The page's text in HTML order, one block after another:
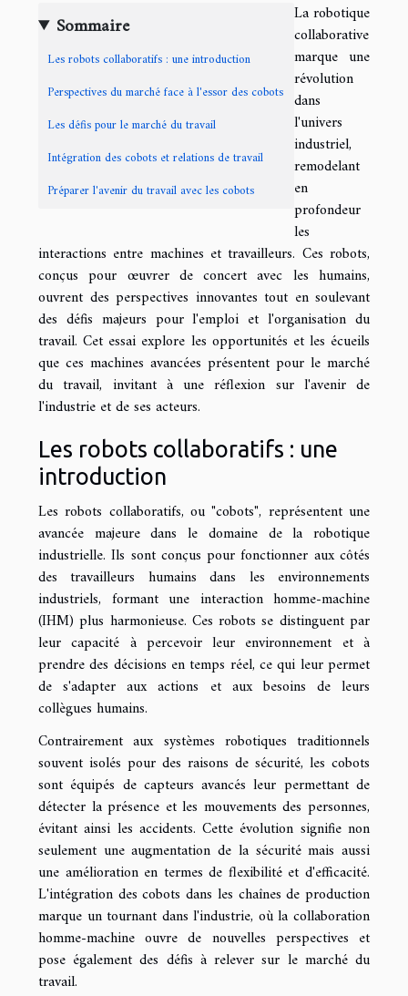
Sommaire
Les robots collaboratifs : une introduction
Perspectives du marché face à l'essor des cobots
Les défis pour le marché du travail
Intégration des cobots et relations de travail
Préparer l'avenir du travail avec les cobots
La robotique
collaborative
marque une
révolution
dans
l'univers
industriel,
remodelant
en
profondeur
les
interactions entre machines et travailleurs. Ces robots,
conçus pour œuvrer de concert avec les humains,
ouvrent des perspectives innovantes tout en soulevant
des défis majeurs pour l'emploi et l'organisation du
travail. Cet essai explore les opportunités et les écueils
que ces machines avancées présentent pour le marché
du travail, invitant à une réflexion sur l'avenir de
l'industrie et de ses acteurs.
Les robots collaboratifs : une
introduction
Les robots collaboratifs, ou "cobots", représentent une
avancée majeure dans le domaine de la robotique
industrielle. Ils sont conçus pour fonctionner aux côtés
des travailleurs humains dans les environnements
industriels, formant une interaction homme-machine
(IHM) plus harmonieuse. Ces robots se distinguent par
leur capacité à percevoir leur environnement et à
prendre des décisions en temps réel, ce qui leur permet
de s'adapter aux actions et aux besoins de leurs
collègues humains.
Contrairement aux systèmes robotiques traditionnels
souvent isolés pour des raisons de sécurité, les cobots
sont équipés de capteurs avancés leur permettant de
détecter la présence et les mouvements des personnes,
évitant ainsi les accidents. Cette évolution signifie non
seulement une augmentation de la sécurité mais aussi
une amélioration en termes de flexibilité et d'efficacité.
L'intégration des cobots dans les chaînes de production
marque un tournant dans l'industrie, où la collaboration
homme-machine ouvre de nouvelles perspectives et
pose également des défis à relever sur le marché du
travail.